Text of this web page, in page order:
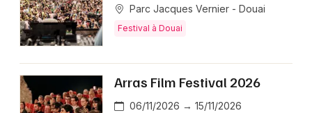
Parc Jacques Vernier - Douai
Festival à Douai
Arras Film Festival 2026
06/11/2026 → 15/11/2026